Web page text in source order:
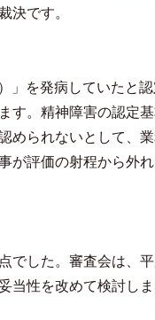
決です。
）」を発病していたと
す。精神障害の認定
められないとして、
評価の射程から外
でした。審査会は、
性を改めて検討しま